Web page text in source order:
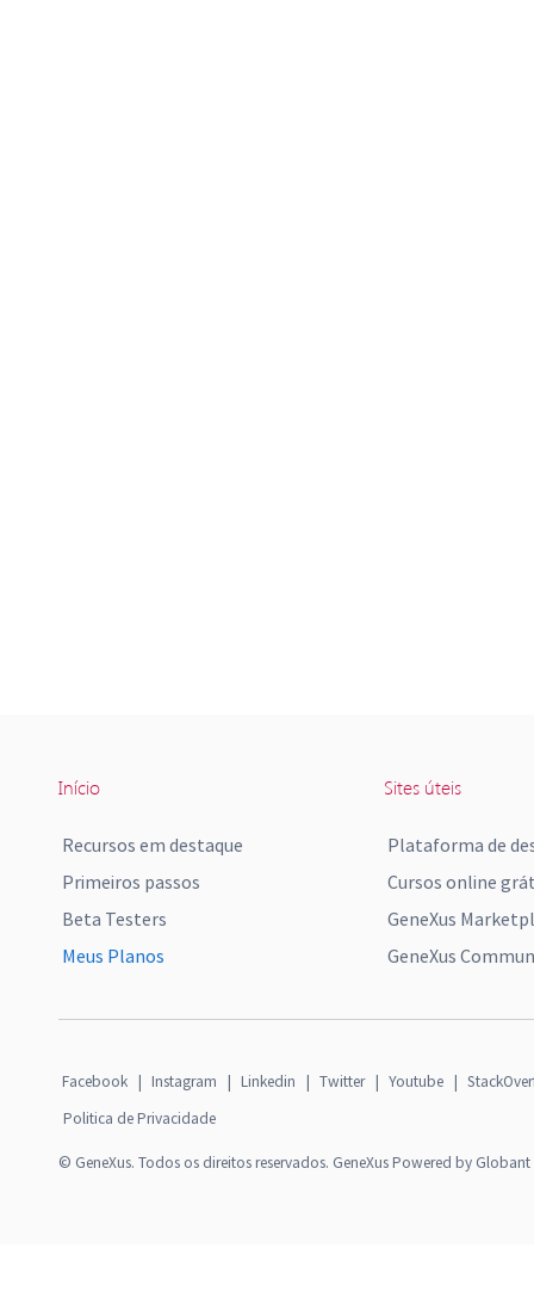
Início
Recursos em destaque
Primeiros passos
Beta Testers
Meus Planos
Sites úteis
Plataforma de
Cursos online
GeneXus
GeneXus
Facebook | Instagram | Linkedin | Twitter | Youtube |
Politica de Privacidade
© GeneXus. Todos os direitos reservados. GeneXus Powered by Globant